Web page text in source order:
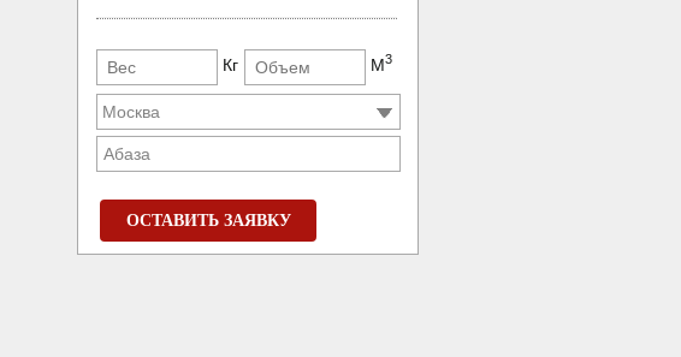
Кг М3
Абаза
ОСТАВИТЬ ЗАЯВКУ